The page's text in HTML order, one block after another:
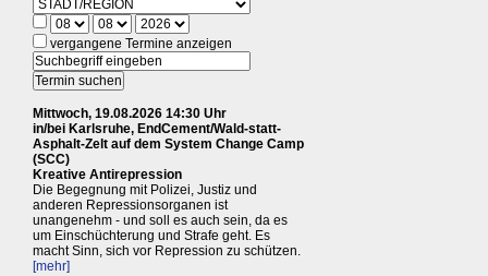
vergangene Termine anzeigen
Mittwoch, 19.08.2026 14:30 Uhr
in/bei Karlsruhe, EndCement/Wald-statt-
Asphalt-Zelt auf dem System Change Camp
(SCC)
Kreative Antirepression
Die Begegnung mit Polizei, Justiz und
anderen Repressionsorganen ist
unangenehm - und soll es auch sein, da es
um Einschüchterung und Strafe geht. Es
macht Sinn, sich vor Repression zu schützen.
[mehr]